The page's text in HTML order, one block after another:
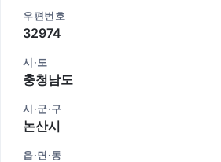
우편번호
32974
시·도
충청남도
시·군·구
논산시
읍·면·동